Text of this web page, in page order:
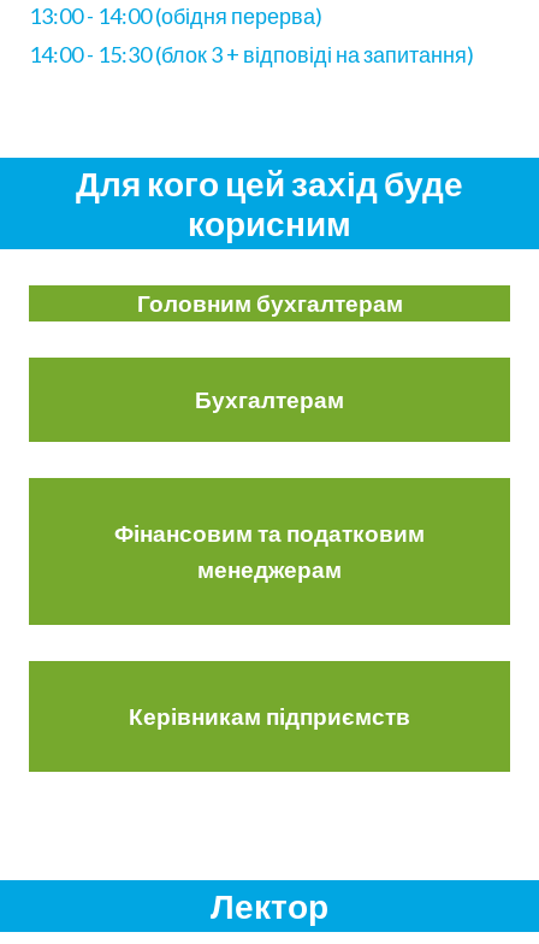
13:00 - 14:00 (обідня перерва)
14:00 - 15:30 (блок 3 + відповіді на запитання)
Для кого цей захід буде
корисним
Головним бухгалтерам
Бухгалтерам
Фінансовим та податковим
менеджерам
Керівникам підприємств
Лектор